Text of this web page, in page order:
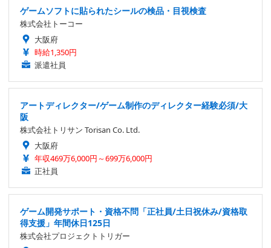
ゲームソフトに貼られたシールの検品・目視検査
株式会社トーコー
大阪府
時給1,350円
派遣社員
アートディレクター/ゲーム制作のディレクター経験必須/大
阪
株式会社トリサン Torisan Co. Ltd.
大阪府
年収469万6,000円～699万6,000円
正社員
ゲーム開発サポート・資格不問「正社員/土日祝休み/資格取
得支援」年間休日125日
株式会社プロジェクトトリガー